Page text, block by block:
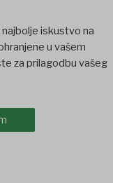
iskustvo na
u vašem
za prilagodbu vašeg